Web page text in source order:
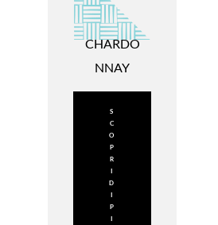
CHARDO
NNAY
S
C
O
P
R
I
D
I
P
I